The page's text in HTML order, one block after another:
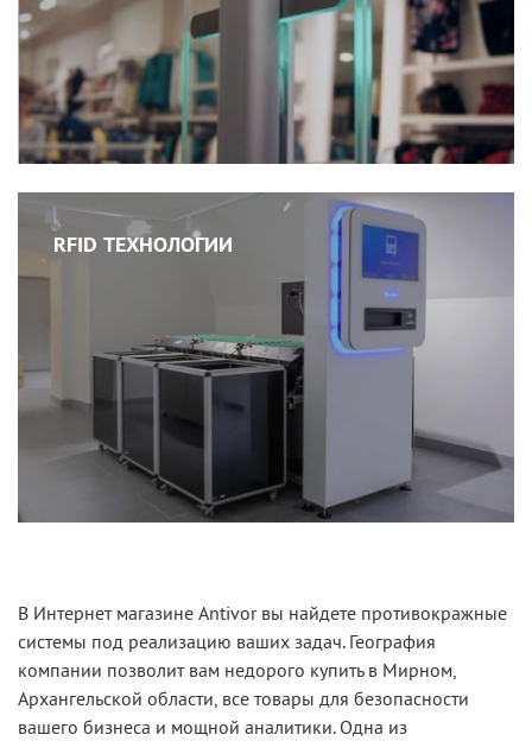
RFID ТЕХНОЛОГИИ
В Интернет магазине Antivor вы найдете противокражные
системы под реализацию ваших задач. География
компании позволит вам недорого купить в Мирном,
Архангельской области, все товары для безопасности
вашего бизнеса и мощной аналитики. Одна из